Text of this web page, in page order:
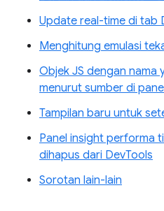
Update real-time di tab
Menghitung emulasi
Objek JS dengan nama
menurut sumber di
Tampilan baru untuk
Panel insight performa
dihapus dari DevTools
Sorotan lain-lain